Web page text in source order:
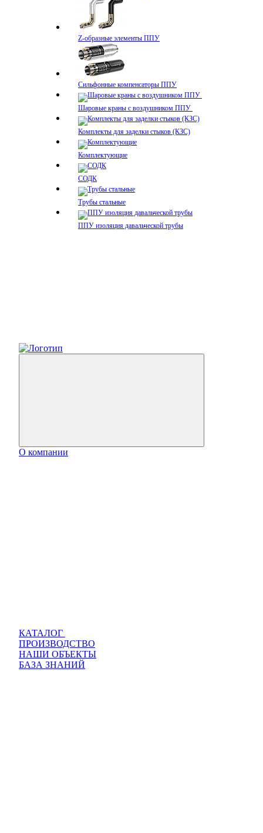
Z-образные элементы ППУ
Сильфонные компенсаторы ППУ
Шаровые краны с воздушником ППУ
Комплекты для заделки стыков (КЗС)
Комплектующие
СОДК
Трубы стальные
ППУ изоляция давальческой трубы
О компании
КАТАЛОГ
ПРОИЗВОДСТВО
НАШИ ОБЪЕКТЫ
БАЗА ЗНАНИЙ